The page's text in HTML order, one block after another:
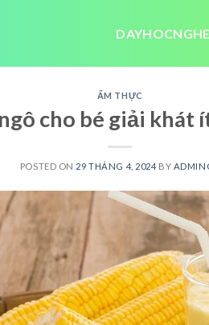
ẨM THỰC
cho bé giải
POSTED ON 29 THÁNG 4, 2024 BY